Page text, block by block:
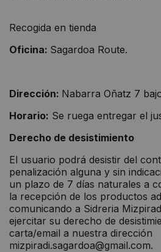
Recogida en tienda
Oficina: Sagardoa Route.
Dirección: Nabarra Oñatz 7
Horario: Se ruega entregar el
Derecho de desistimiento
El usuario podrá desistir del
penalización alguna y sin
un plazo de 7 días naturales a
la recepción de los productos
comunicando a Sidreria
ejercitar su derecho de
carta/email a nuestra dirección
mizpiradi.sagardoa@gmail.com.